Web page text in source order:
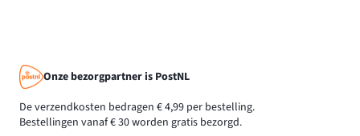
Onze bezorgpartner is PostNL
De verzendkosten bedragen € 4,99 per bestelling.
Bestellingen vanaf € 30 worden gratis bezorgd.